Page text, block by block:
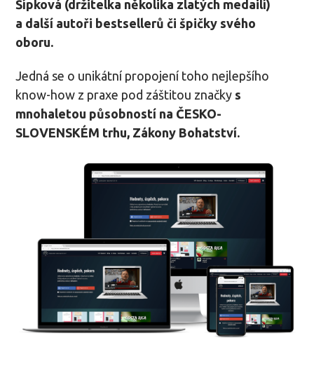
Šípková (držitelka několika zlatých medailí)
a další autoři bestsellerů či špičky svého
oboru.
Jedná se o unikátní propojení toho nejlepšího
know-how z praxe pod záštitou značky s
mnohaletou působností na ČESKO-
SLOVENSKÉM trhu, Zákony Bohatství.